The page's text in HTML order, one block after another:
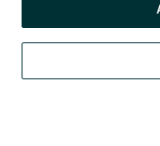
Szukaj Obserwujesz